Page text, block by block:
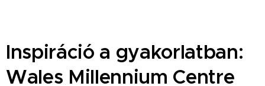
Inspiráció a gyakorlatban:
Wales Millennium Centre